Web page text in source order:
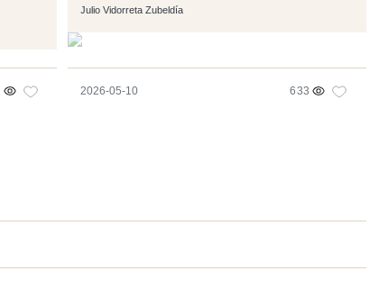
Julio Vidorreta Zubeldía
2026-05-10 633